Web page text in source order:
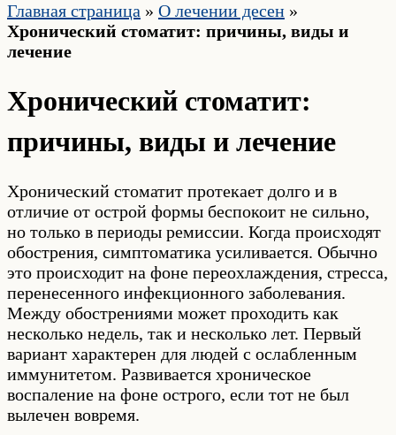
Главная страница » О лечении десен »
Хронический стоматит: причины, виды и
лечение
Хронический стоматит:
причины, виды и лечение
Хронический стоматит протекает долго и в
отличие от острой формы беспокоит не сильно,
но только в периоды ремиссии. Когда происходят
обострения, симптоматика усиливается. Обычно
это происходит на фоне переохлаждения, стресса,
перенесенного инфекционного заболевания.
Между обострениями может проходить как
несколько недель, так и несколько лет. Первый
вариант характерен для людей с ослабленным
иммунитетом. Развивается хроническое
воспаление на фоне острого, если тот не был
вылечен вовремя.